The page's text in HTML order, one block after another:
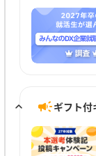
ギフト付